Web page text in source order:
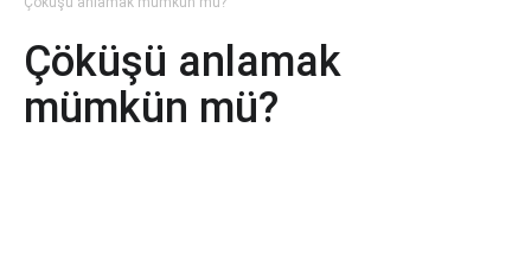
Çöküşü anlamak
mümkün mü?